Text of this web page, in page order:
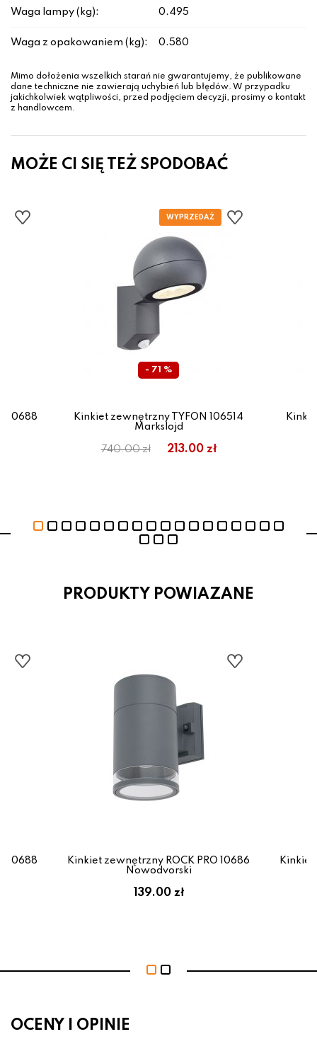
Waga lampy (kg): 0.495
Waga z opakowaniem (kg): 0.580
Mimo dołożenia wszelkich starań nie gwarantujemy, że publikowane
dane techniczne nie zawierają uchybień lub błędów. W przypadku
jakichkolwiek wątpliwości, przed podjęciem decyzji, prosimy o kontakt
z handlowcem.
MOŻE CI SIĘ TEŻ SPODOBAĆ
10688
- 71 %
Kinkiet zewnętrzny TYFON 106514
Markslojd
740.00 zł 213.00 zł
PRODUKTY POWIAZANE
10688
Kinkiet zewnętrzny ROCK PRO 10686
Nowodvorski
139.00 zł
Kinkiet
OCENY I OPINIE